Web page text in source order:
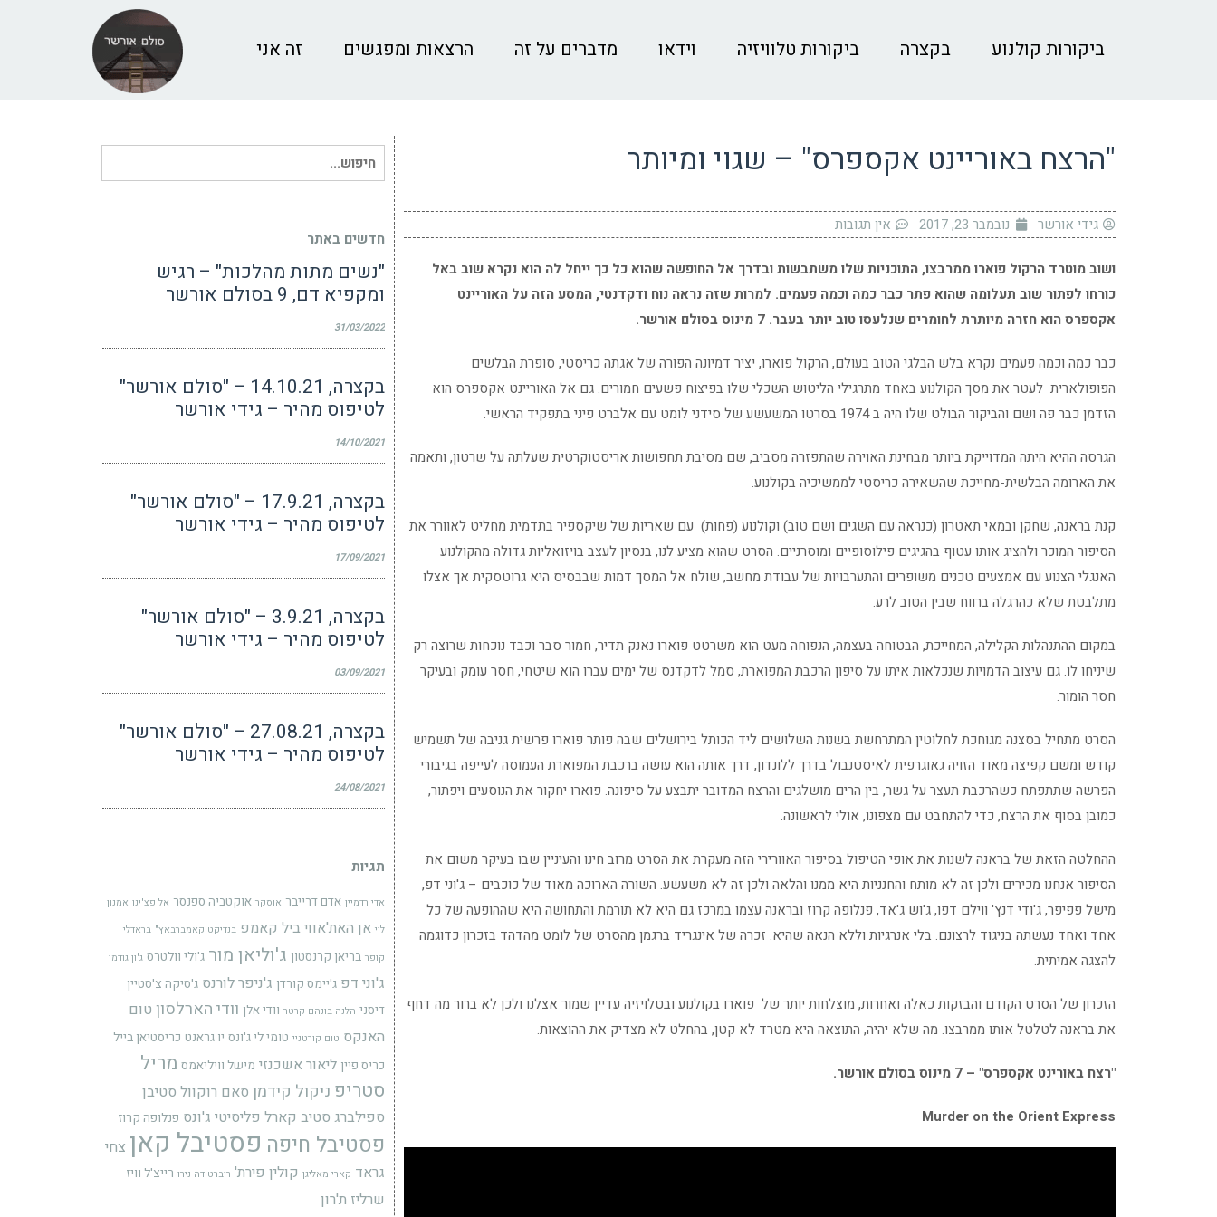
ביקורות קולנוע בקצרה ביקורות טלוויזיה וידאו מדברים על זה הרצאות ומפגשים זה אני
"הרצח באוריינט אקספרס" – שגוי ומיותר
גידי אורשר נובמבר 23, 2017 אין תגובות
ושוב מוטרד הרקול פוארו ממרבצו, התוכניות שלו משתבשות ובדרך אל החופשה שהוא כל כך ייחל לה הוא נקרא שוב באל
כורחו לפתור שוב תעלומה שהוא פתר כבר כמה וכמה פעמים. למרות שזה נראה נוח ודקדנטי, המסע הזה על האוריינט
אקספרס הוא חזרה מיותרת לחומרים שנלעסו טוב יותר בעבר. 7 מינוס בסולם אורשר.
כבר כמה וכמה פעמים נקרא בלש הבלגי הטוב בעולם, הרקול פוארו, יציר דמיונה הפורה של אגתה כריסטי, סופרת הבלשים
הפופולארית לעטר את מסך הקולנוע באחד מתרגילי הליטוש השכלי שלו בפיצוח פשעים חמורים. גם אל האוריינט אקספרס הוא
הזדמן כבר פה ושם והביקור הבולט שלו היה ב 1974 בסרטו המשעשע של סידני לומט עם אלברט פיני בתפקיד הראשי.
הגרסה ההיא היתה המדוייקת ביותר מבחינת האוירה שהתפזרה מסביב, שם מסיבת תחפושות אריסטוקרטית שעלתה על שרטון, ותאמה
את הארומה הבלשית-מחייכת שהשאירה כריסטי לממשיכיה בקולנוע.
קנת בראנה, שחקן ובמאי תאטרון (כנראה עם השגים ושם טוב) וקולנוע (פחות) עם שאריות של שיקספיר בתדמית מחליט לאוורר את
הסיפור המוכר ולהציג אותו עטוף בהגיגים פילוסופיים ומוסרניים. הסרט שהוא מציע לנו, בנסיון לעצב בויזואליות גדולה מהקולנוע
האנגלי הצנוע עם אמצעים טכנים משופרים והתערבויות של עבודת מחשב, שולח אל המסך דמות שבבסיס היא גרוטסקית אך אצלו
מתלבטת שלא כהרגלה ברווח שבין הטוב לרע.
במקום ההתנהלות הקלילה, המחייכת, הבטוחה בעצמה, הנפוחה מעט הוא משרטט פוארו נאנק תדיר, חמור סבר וכבד נוכחות שרוצה רק
שיניחו לו. גם עיצוב הדמויות שנכלאות איתו על סיפון הרכבת המפוארת, סמל לדקדנס של ימים עברו הוא שיטחי, חסר עומק ובעיקר
חסר הומור.
הסרט מתחיל בסצנה מגוחכת לחלוטין המתרחשת בשנות השלושים ליד הכותל בירושלים שבה פותר פוארו פרשית גניבה של תשמיש
קודש ומשם קפיצה מאוד הזויה גאוגרפית לאיסטנבול בדרך ללונדון, דרך אותה הוא עושה ברכבת המפוארת העמוסה לעייפה בגיבורי
הפרשה שתתפתח כשהרכבת תעצר על גשר, בין הרים מושלגים והרצח המדובר יתבצע על סיפונה. פוארו יחקור את הנוסעים ויפתור,
כמובן בסוף את הרצח, כדי להתחבט עם מצפונו, אולי לראשונה.
ההחלטה הזאת של בראנה לשנות את אופי הטיפול בסיפור האוורירי הזה מעקרת את הסרט מרוב חינו והעיניין שבו בעיקר משום את
הסיפור אנחנו מכירים ולכן זה לא מותח והחנניות היא ממנו והלאה ולכן זה לא משעשע. השורה הארוכה מאוד של כוכבים – ג'וני דפ,
מישל פפיפר, ג'ודי דנץ' ווילם דפו, ג'וש ג'אד, פנלופה קרוז ובראנה עצמו במרכז גם היא לא תורמת והתחושה היא שההופעה של כל
אחד ואחד נעשתה בניגוד לרצונם. בלי אנרגיות וללא הנאה שהיא. זכרה של אינגריד ברגמן מהסרט של לומט מהדהד בזכרון כדוגמה
להצגה אמיתית.
הזכרון של הסרט הקודם והבזקות כאלה ואחרות, מוצלחות יותר של פוארו בקולנוע ובטלויזיה עדיין שמור אצלנו ולכן לא ברור מה דחף
את בראנה לטלטל אותו ממרבצו. מה שלא יהיה, התוצאה היא מטרד לא קטן, בהחלט לא מצדיק את ההוצאות.
"רצח באורינט אקספרס" – 7 מינוס בסולם אורשר.
Murder on the Orient Express
חיפוש
עבור:
חדשים באתר
"נשים מתות מהלכות" – רגיש
ומקפיא דם, 9 בסולם אורשר
31/03/2022
בקצרה, 14.10.21 – "סולם אורשר"
לטיפוס מהיר – גידי אורשר
14/10/2021
בקצרה, 17.9.21 – "סולם אורשר"
לטיפוס מהיר – גידי אורשר
17/09/2021
בקצרה, 3.9.21 – "סולם אורשר"
לטיפוס מהיר – גידי אורשר
03/09/2021
בקצרה, 27.08.21 – "סולם אורשר"
לטיפוס מהיר – גידי אורשר
24/08/2021
תגיות
אדי רדמיין אדם דרייבר אוסקר אוקטביה ספנסר אל פצ'ינו אמנון
לוי אן האת'אוויביל קאמפ בנדיקט קאמברבאץ" בראדלי
קופר בריאן קרנסטון ג'וליאן מור ג'ולי וולטרס ג'ון גודמן
ג'וני דפ ג'יימס קורדן ג'ניפר לורנס ג'סיקה צ'סטיין
דיסני הלנה בונהם קרטר וודי אלן וודי הארלסון טום
האנקס טום קורטניי טומי לי ג'ונס יו גראנט כריסטיאן בייל
כריס פיין ליאור אשכנזי מישל וויליאמס מריל
סטריפ ניקול קידמן סאם רוקוול סטיבן
ספילברג סטיב קארל פליסיטי ג'ונס פנלופה קרוז
פסטיבל חיפה פסטיבל קאן צחי
גראד קארי מאליגן קולין פירת' רוברט דה נירו רייצ'ל וויז
שרליז ת'רון